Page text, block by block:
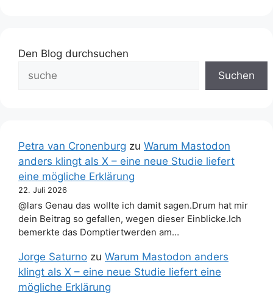
Den Blog durchsuchen
Suchen
Petra van Cronenburg zu Warum Mastodon
anders klingt als X – eine neue Studie liefert
eine mögliche Erklärung
22. Juli 2026
@lars Genau das wollte ich damit sagen.Drum hat mir
dein Beitrag so gefallen, wegen dieser Einblicke.Ich
bemerkte das Domptiertwerden am…
Jorge Saturno zu Warum Mastodon anders
klingt als X – eine neue Studie liefert eine
mögliche Erklärung